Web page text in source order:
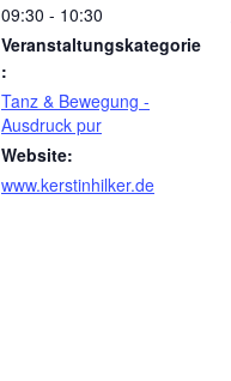
09:30 - 10:30
Veranstaltungskategorie
:
Tanz & Bewegung -
Ausdruck pur
Website:
www.kerstinhilker.de